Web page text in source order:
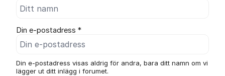
Din e-postadress *
Din e-postadress visas aldrig för andra, bara ditt namn om vi
lägger ut ditt inlägg i forumet.